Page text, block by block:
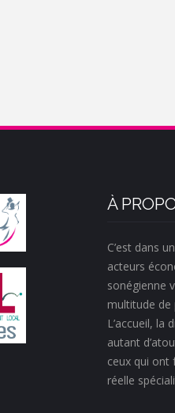
À
C’est dans
acteurs
sonégienne
multitude de
L’accueil, la
autant
ceux qui ont
réelle